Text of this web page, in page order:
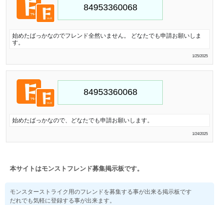
始めたばっかなのでフレンド全然いません。 どなたでも申請お願いしま
す。
1/25/2025
始めたばっかなので、どなたでも申請お願いします。
1/24/2025
本サイトはモンストフレンド募集掲示板です。
モンスターストライク用のフレンドを募集する事が出来る掲示板です
だれでも気軽に登録する事が出来ます。